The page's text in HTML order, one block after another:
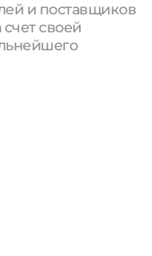
и поставщиков
своей